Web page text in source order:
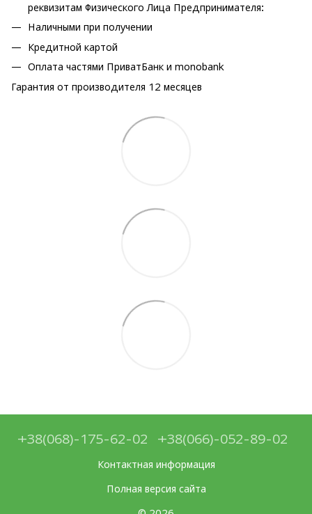
реквизитам Физического Лица Предпринимателя:
Наличными при получении
Кредитной картой
Оплата частями ПриватБанк и monobank
Гарантия от производителя 12 месяцев
+38(068)-175-62-02 +38(066)-052-89-02
Контактная информация
Полная версия сайта